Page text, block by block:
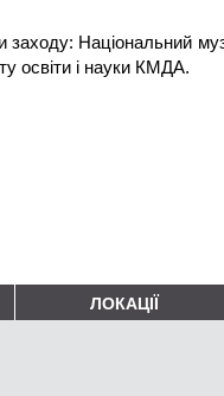
заходу: Національний
освіти і науки КМДА.
ЛОКАЦІЇ